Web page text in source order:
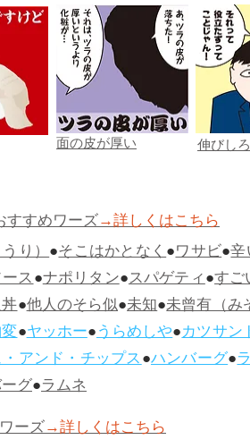
面の皮が厚い 伸びしろ
すすめワーズ→詳しくはこちら
り）●そこはかとなく●ワサビ●
ス●ナポリタン●スパゲティ●すご
●他人のそら似●未知●未曾有（み
●ヤッホー●うらめしや●カツサン
アンド・チップス●ハンバーグ●
グ●ラムネ
ーズ→詳しくはこちら